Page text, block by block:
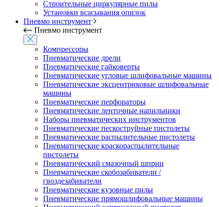
Строительные циркулярные пилы
Установки всасывания опилок
Пневмо инструмент
Пневмо инструмент
Компрессоры
Пневматические дрели
Пневматические гайковерты
Пневматические угловые шлифовальные машины
Пневматические эксцентриковые шлифовальные
машины
Пневматические перфораторы
Пневматические ленточные напильники
Наборы пневматических инструментов
Пневматические пескоструйные пистолеты
Пневматические распылительные пистолеты
Пневматические краскораспылительные
пистолеты
Пневматический смазочный шприц
Пневматические скобозабиватели /
гвоздезабиватели
Пневматические кузовные пилы
Пневматические прямошлифовальные машины